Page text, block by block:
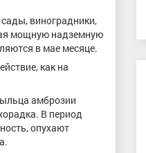
виноградники,
мощную надземную
в мае месяце.
как на
амброзии
В период
опухают